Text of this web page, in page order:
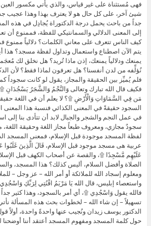
فهى مُستثناة على غير قياس، والذي يأتي مكسور
شيئ آخر، على كل حال هو لا يعترف بهذا وهذا عجيب
جداً من باحث يحمل درجة الدكتوراة يُجادِل في هذه
إلى المعنى الدلالي والسمانتيكي للفظة، فممنوع أن
كيف الناس تتعرف على معاني الكلمات؟ دلالياً ممنوع
يتم الآن اصطناع واستعمال وتداول لفظة مسجد؟ هذا
يمنعك ودلالياً يمنعك، إذن ماذا تُريد؟ هل نخلق لك
نُؤلِّفه من لدن أنفسنا؟ هل تعرفون لماذا فقط؟ لأن
فلم يُميِّز بين الحقيقة والمجاز، يقول لو كانت سجوداً
فكيف قال الله تبارك وتعالى وَالنَّجْمُ وَالشَّجَرُ يَسْجُدَانِ
مَن فِي السَّمَاوَاتِ وَالْأَرْضِ ۩؟ لا يعلم أن في اللغة
السجود حقيقةً في المعنى الكذائي فنسبة هذا المعنى
في عمل النجم والشجر والجبال لابد أن تتأدى بنا
سجودٌ مجازي، ومعروف طبعاً مجاز اللغة وحقيقة اللغة،
لفظة المسجد موجودة قبل الإسلام، فمعنى المسجد
عربية هى مسجد موجود قبل الإسلام، قَالَ الَّذِينَ غَلَبُوا
عَلَيْهِم مَّسْجِدًا ۩، والقصة عن أصحاب الكهف قبل
الصلاة وأفضل السلام، أليس كذلك؟ هذا المسجد،
ومعلوم إسجاد الله للملائكة أو أمر الله – عز وجل –
واستعصاء إبليس، قال الله يَا مَرْيَمُ اقْنُتِي لِرَبِّكِ
فالله يقول وَاسْجُدِي ۩، أي أمر بالسجود، وهذا كثير
تسهيلاً – إن شاء الله – لخطوات بحث هذه المسألة
الدكتور يوسف زيدان ونُجيب عنها واحدةً واحدة، أولاً
حول كلمة المسجد ومفهوم المسجد أعتقد أننا أوضحنا